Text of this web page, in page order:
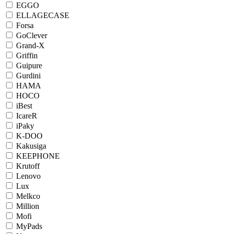
EGGO
ELLAGECASE
Forsa
GoClever
Grand-X
Griffin
Guipure
Gurdini
HAMA
HOCO
iBest
IcareR
iPaky
K-DOO
Kakusiga
KEEPHONE
Krutoff
Lenovo
Lux
Melkco
Million
Mofi
MyPads